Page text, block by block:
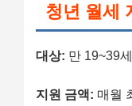
청년 월세
대상: 만 19~39
지원 금액: 매월